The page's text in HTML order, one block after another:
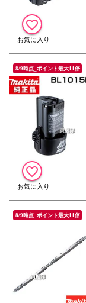
8/9時点_ポイント最大11倍
8/9時点_ポイント最大11倍